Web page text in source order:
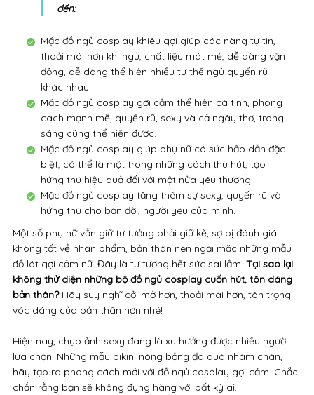
đến:
Mặc đồ ngủ cosplay khiêu gợi giúp các nàng tự tin,
thoải mái hơn khi ngủ, chất liệu mát mẻ, dễ dàng vận
động, dễ dàng thể hiện nhiều tư thế ngủ quyến rũ
khác nhau
Mặc đồ ngủ cosplay gợi cảm thể hiện cá tính, phong
cách mạnh mẽ, quyến rũ, sexy và cả ngây thơ, trong
sáng cũng thể hiện được.
Mặc đồ ngủ cosplay giúp phụ nữ có sức hấp dẫn đặc
biệt, có thể là một trong những cách thu hút, tạo
hứng thú hiệu quả đối với một nửa yêu thương
Mặc đồ ngủ cosplay tăng thêm sự sexy, quyến rũ và
hứng thú cho bạn đời, người yêu của mình.
Một số phụ nữ vẫn giữ tư tưởng phải giữ kẽ, sợ bị đánh giá
không tốt về nhân phẩm, bản thân nên ngại mặc những mẫu
đồ lót gợi cảm nữ. Đây là tư tương hết sức sai lầm. Tại sao lại
không thử diện những bộ đồ ngủ cosplay cuốn hút, tôn dáng
bản thân?Hãy suy nghĩ cởi mở hơn, thoải mái hơn, tôn trọng
vóc dáng của bản thân hơn nhé!
Hiện nay, chụp ảnh sexy đang là xu hướng được nhiều người
lựa chọn. Những mẫu bikini nóng bỏng đã quá nhàm chán,
hãy tạo ra phong cách mới với đồ ngủ cosplay gợi cảm. Chắc
chắn rằng bạn sẽ không đụng hàng với bất kỳ ai.